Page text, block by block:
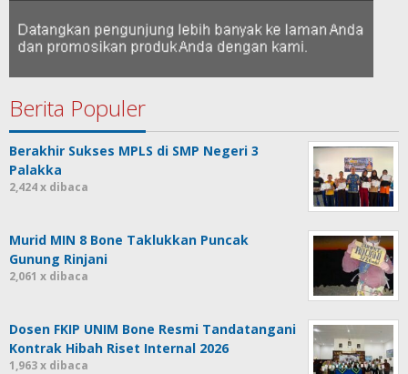
Berita Populer
Berakhir Sukses MPLS di SMP Negeri 3
Palakka
2,424 x dibaca
Murid MIN 8 Bone Taklukkan Puncak
Gunung Rinjani
2,061 x dibaca
Dosen FKIP UNIM Bone Resmi Tandatangani
Kontrak Hibah Riset Internal 2026
1,963 x dibaca